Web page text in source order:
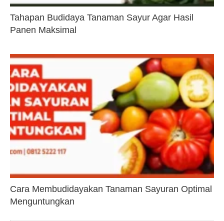
Tahapan Budidaya Tanaman Sayur Agar Hasil
Panen Maksimal
Cara Membudidayakan Tanaman Sayuran Optimal
Menguntungkan